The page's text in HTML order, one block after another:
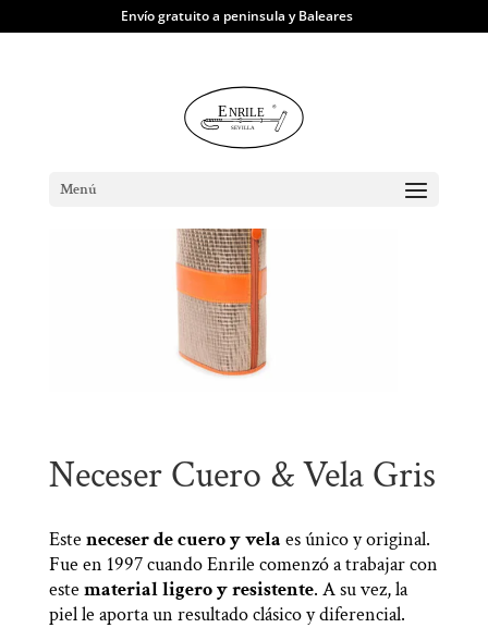
Envío gratuito a peninsula y Baleares
Menú
Neceser Cuero & Vela Gris
Este neceser de cuero y vela es único y original.
Fue en 1997 cuando Enrile comenzó a trabajar con
este material ligero y resistente. A su vez, la
piel le aporta un resultado clásico y diferencial.